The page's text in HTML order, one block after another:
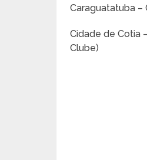
Caraguatatuba –
Cidade de Cotia
Clube)